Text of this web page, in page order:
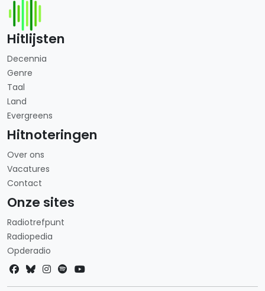
Hitlijsten
Decennia
Genre
Taal
Land
Evergreens
Hitnoteringen
Over ons
Vacatures
Contact
Onze sites
Radiotrefpunt
Radiopedia
Opderadio